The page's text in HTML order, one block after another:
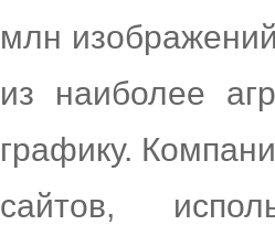
млн
из наиболее
графику.
сайтов,